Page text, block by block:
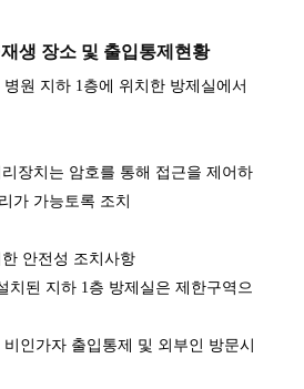
생 장소 및 출입통제현황
원 지하 1층에 위치한 방제실에서
장치는 암호를 통해 접근을 제어하
가 가능토록 조치
안전성 조치사항
치된 지하 1층 방제실은 제한구역으
인가자 출입통제 및 외부인 방문시